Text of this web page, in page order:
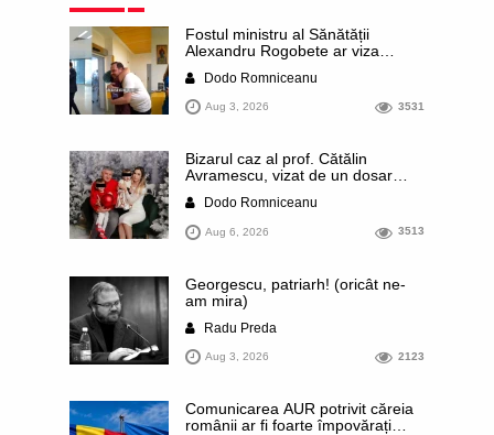
Fostul ministru al Sănătății
Alexandru Rogobete ar viza
al orașului Timișoara. Pesedistul
publică imagini demne de Coreea
de Nord cu femei din Timișoara
Dodo Romniceanu
Aug 3, 2026 3531
Bizarul caz al prof. Cătălin
Avramescu, vizat de un dosar
DIICOT pentru „pornografie
infantilă”. Miroase a execuție
stalinistă. Cea mai imundă parte a
presei publică inclusiv documente
dezvăluite date ultra-personale
ale profesorului, inclusiv
diagnostice și tratamente
Dodo Romniceanu
Aug 6, 2026 3513
Georgescu, patriarh! (oricât ne-
am mira)
Radu Preda
Aug 3, 2026 2123
Comunicarea AUR potrivit căreia
românii ar fi foarte împovărați